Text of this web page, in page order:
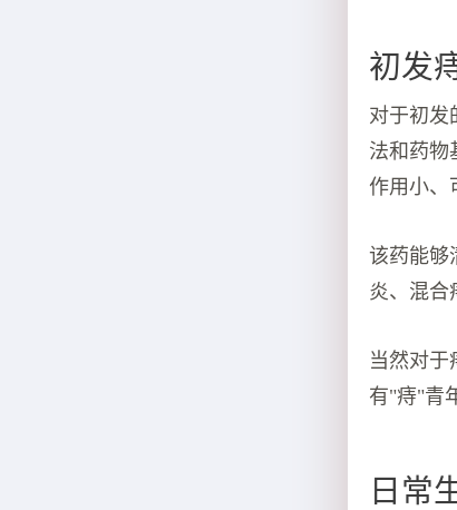
初发
对于初发
法和药物
作用小、
该药能够
炎、混合
当然对于
有"痔"青
日常